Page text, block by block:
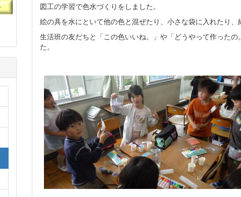
図工の学習で色水づくりをしました。
絵の具を水にといて他の色と混ぜたり、小さな袋に入れたり
生活班の友だちと「この色いいね。」や「どうやって作った
た。